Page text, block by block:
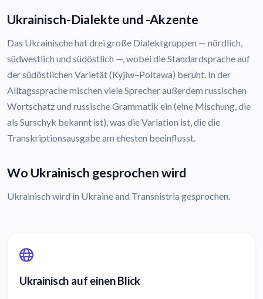
Ukrainisch-Dialekte und -Akzente
Das Ukrainische hat drei große Dialektgruppen — nördlich,
südwestlich und südöstlich —, wobei die Standardsprache auf
der südöstlichen Varietät (Kyjiw–Poltawa) beruht. In der
Alltagssprache mischen viele Sprecher außerdem russischen
Wortschatz und russische Grammatik ein (eine Mischung, die
als Surschyk bekannt ist), was die Variation ist, die die
Transkriptionsausgabe am ehesten beeinflusst.
Wo Ukrainisch gesprochen wird
Ukrainisch wird in Ukraine and Transnistria gesprochen.
Ukrainisch auf einen Blick